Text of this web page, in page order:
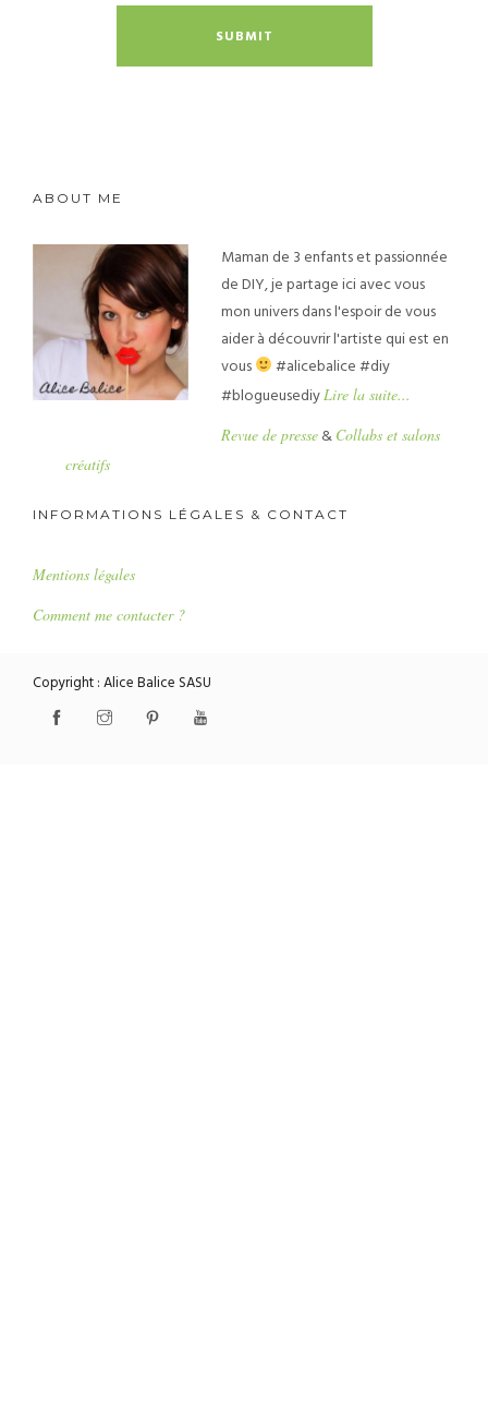
ABOUT ME
Maman de 3 enfants et passionnée
de DIY, je partage ici avec vous
mon univers dans l'espoir de vous
aider à découvrir l'artiste qui est en
vous
#alicebalice #diy
#blogueusediy Lire la suite...
Revue de presse & Collabs et salons
créatifs
INFORMATIONS LÉGALES & CONTACT
Mentions légales
Comment me contacter ?
Copyright : Alice Balice SASU